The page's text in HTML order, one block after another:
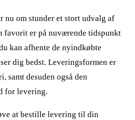
nu om stunder et stort udvalg af
favorit er på nuværende tidspunkt
kan afhente de nyindkøbte
dig bedst. Leveringsformen er
samt desuden også den
for levering.
at bestille levering til din